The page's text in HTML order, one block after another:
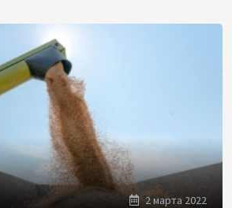
2 марта 2022